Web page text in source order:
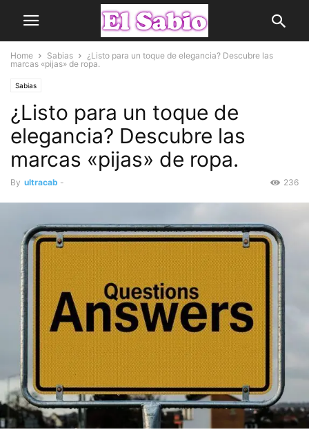
Home Sabias
¿Listo para un toque de elegancia? Descubre las
marcas «pijas» de ropa.
Sabias
¿Listo para un toque de
elegancia? Descubre las
marcas «pijas» de ropa.
By ultracab - 236